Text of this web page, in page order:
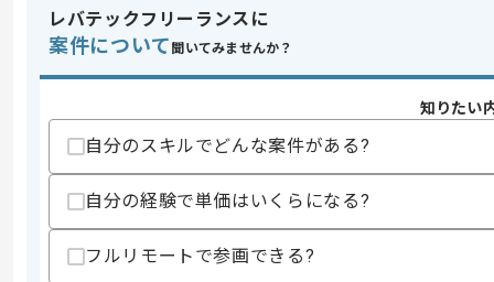
スキル
精算・お支払い
精算条件
有
精算基準時間
レバテックフリーランスに
案件について 聞いてみませんか？
知りたい
自分のスキルでどんな案件がある?
自分の経験で単価はいくらになる?
フルリモートで参画できる?